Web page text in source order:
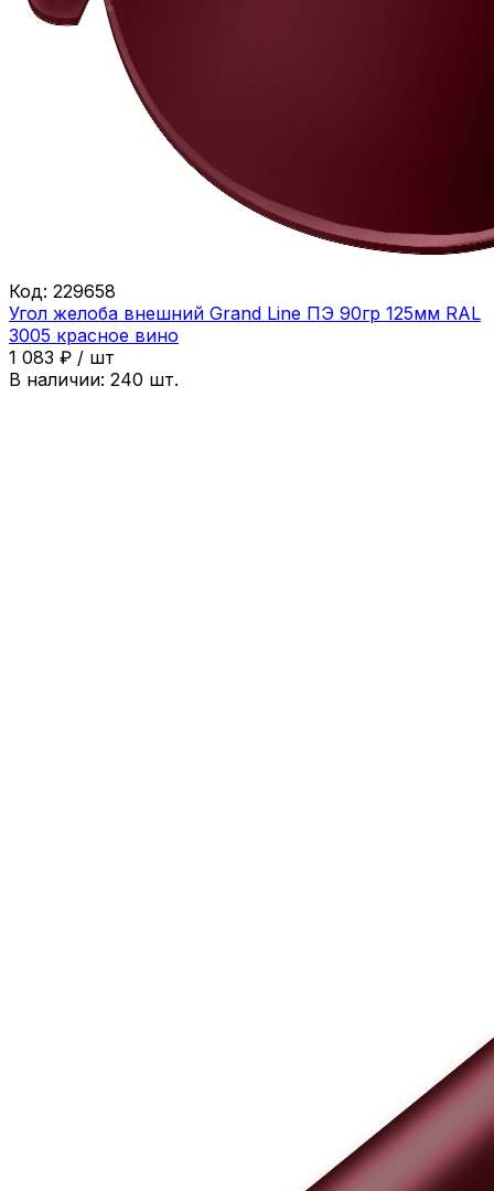
Код: 229658
Угол желоба внешний Grand Line ПЭ 90гр 125мм RAL
3005 красное вино
1 083 ₽ / шт
В наличии: 240 шт.